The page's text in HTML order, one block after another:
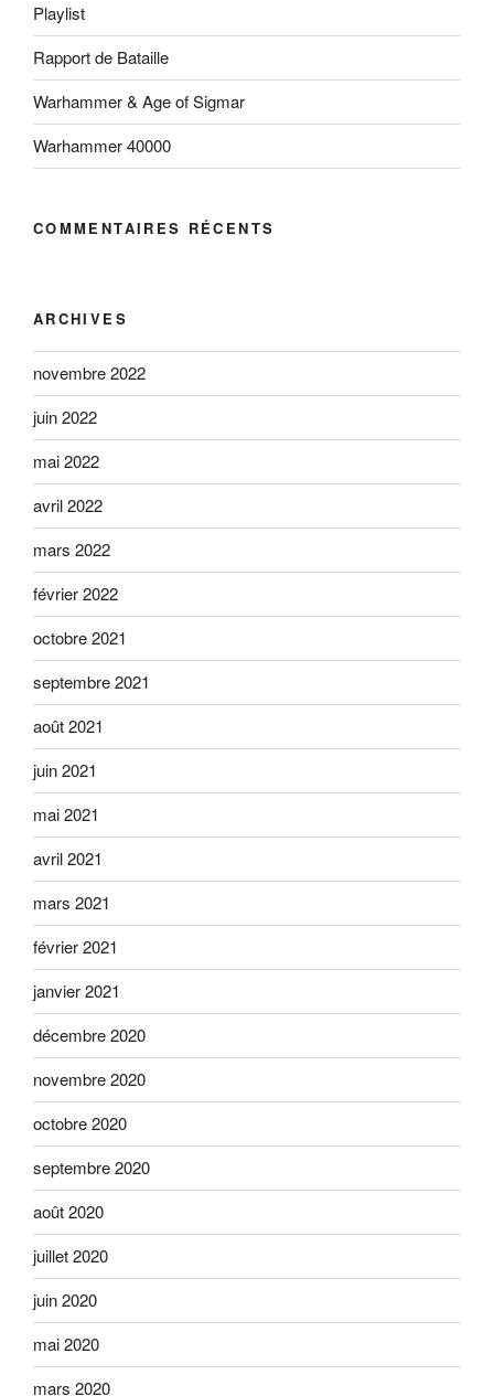
Playlist
Rapport de Bataille
Warhammer & Age of Sigmar
Warhammer 40000
COMMENTAIRES RÉCENTS
ARCHIVES
novembre 2022
juin 2022
mai 2022
avril 2022
mars 2022
février 2022
octobre 2021
septembre 2021
août 2021
juin 2021
mai 2021
avril 2021
mars 2021
février 2021
janvier 2021
décembre 2020
novembre 2020
octobre 2020
septembre 2020
août 2020
juillet 2020
juin 2020
mai 2020
mars 2020